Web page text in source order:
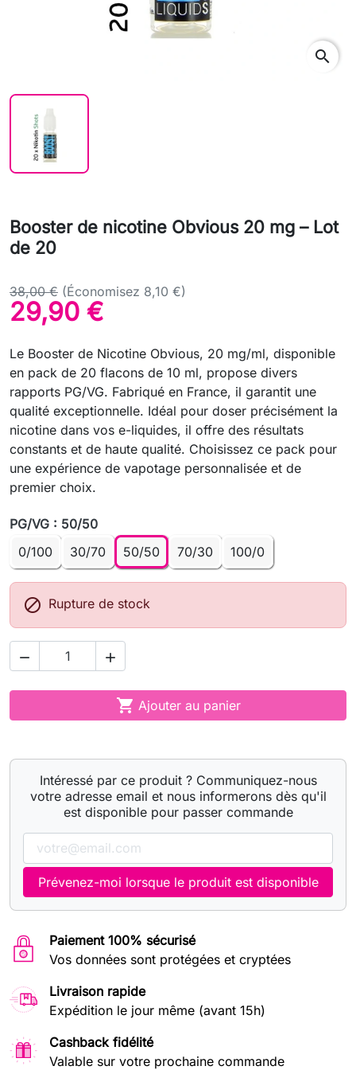
search
Booster de nicotine Obvious 20 mg – Lot
de 20
38,00 € (Économisez 8,10 €)
29,90 €
Le Booster de Nicotine Obvious, 20 mg/ml, disponible
en pack de 20 flacons de 10 ml, propose divers
rapports PG/VG. Fabriqué en France, il garantit une
qualité exceptionnelle. Idéal pour doser précisément la
nicotine dans vos e-liquides, il offre des résultats
constants et de haute qualité. Choisissez ce pack pour
une expérience de vapotage personnalisée et de
premier choix.
PG/VG : 50/50
0/100
30/70 50/50 70/30 100/0
 Rupture de stock
 
 Ajouter au panier
Intéressé par ce produit ? Communiquez-nous
votre adresse email et nous informerons dès qu'il
est disponible pour passer commande
Prévenez-moi lorsque le produit est disponible
Paiement 100% sécurisé
Vos données sont protégées et cryptées
Livraison rapide
Expédition le jour même (avant 15h)
Cashback fidélité
Valable sur votre prochaine commande